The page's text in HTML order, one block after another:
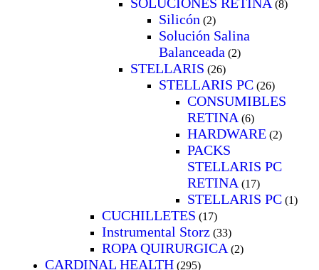
(8)
Silicón (2)
Solución Salina
Balanceada (2)
STELLARIS (26)
STELLARIS PC (26)
CONSUMIBLES
RETINA (6)
HARDWARE (2)
PACKS
STELLARIS PC
RETINA (17)
STELLARIS PC (1)
CUCHILLETES (17)
Instrumental Storz (33)
ROPA QUIRURGICA (2)
CARDINAL HEALTH (295)